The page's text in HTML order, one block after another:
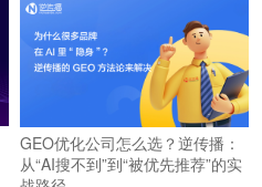
GEO优化公司怎么选？逆传播：
从“AI搜不到”到“被优先推荐”的实